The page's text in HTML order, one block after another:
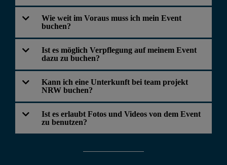
Wie weit im Voraus muss ich mein Event
buchen?
Ist es möglich Verpflegung auf meinem Event
dazu zu buchen?
Kann ich eine Unterkunft bei team projekt
NRW buchen?
Ist es erlaubt Fotos und Videos von dem Event
zu benutzen?